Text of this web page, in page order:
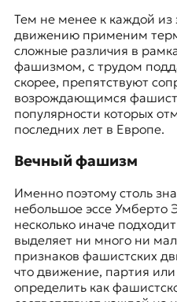
Тем не менее к каждой из
движению применим
сложные различия в
фашизмом, с трудом
скорее, препятствуют
возрождающимся
популярности которых
последних лет в Европе.
Вечный фашизм
Именно поэтому столь
небольшое эссе Умберто
несколько иначе
выделяет ни много ни
признаков фашистских
что движение, партия
определить как